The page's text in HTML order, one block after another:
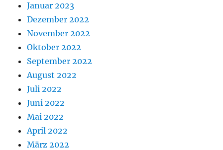
Januar 2023
Dezember 2022
November 2022
Oktober 2022
September 2022
August 2022
Juli 2022
Juni 2022
Mai 2022
April 2022
März 2022